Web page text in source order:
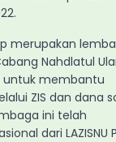
merupakan
Nahdlatul
untuk membantu
ZIS dan dana
ini telah
dari LAZISNU